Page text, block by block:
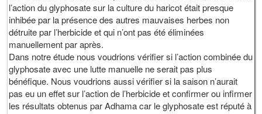
l’action du glyphosate sur la culture du haricot était presque
inhibée par la présence des autres mauvaises herbes non
détruite par l’herbicide et qui n’ont pas été éliminées
manuellement par après.
Dans notre étude nous voudrions vérifier si l’action combinée du
glyphosate avec une lutte manuelle ne serait pas plus
bénéfique. Nous voudrions aussi vérifier si la saison n’aurait
pas eu un effet sur l’action de l’herbicide et confirmer ou infirmer
les résultats obtenus par Adhama car le glyphosate est réputé à